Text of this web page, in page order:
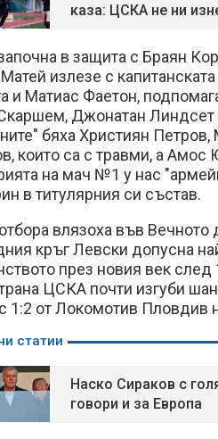
каза: ЦСКА не ни
в защита с Браян
излезе с
и Матиас Фаетон,
Джонатан Линдсет
бяха Християн
които са с травми, а Амос
на мач №1 у нас
в титулярния си състав.
влязоха във
кръг Левски допусна
през новия век след
ЦСКА почти изгуби
1:2 от Локомотив Пловдив
статии
Наско Сираков с
говори и за Европа